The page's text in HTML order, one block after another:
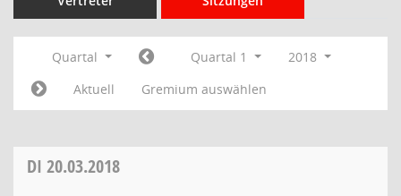
Quartal Quartal 1
2018
Aktuell
Gremium auswählen
DI 20.03.2018